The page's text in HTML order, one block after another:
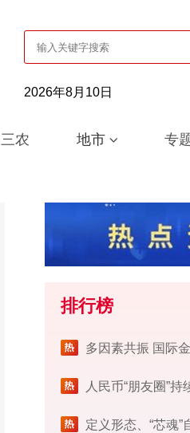
2026年8月10日
三农 地市 专
排行榜
多因素共振 国际
人民币“朋友圈”
定义形态、“芯魂”自主、生态协